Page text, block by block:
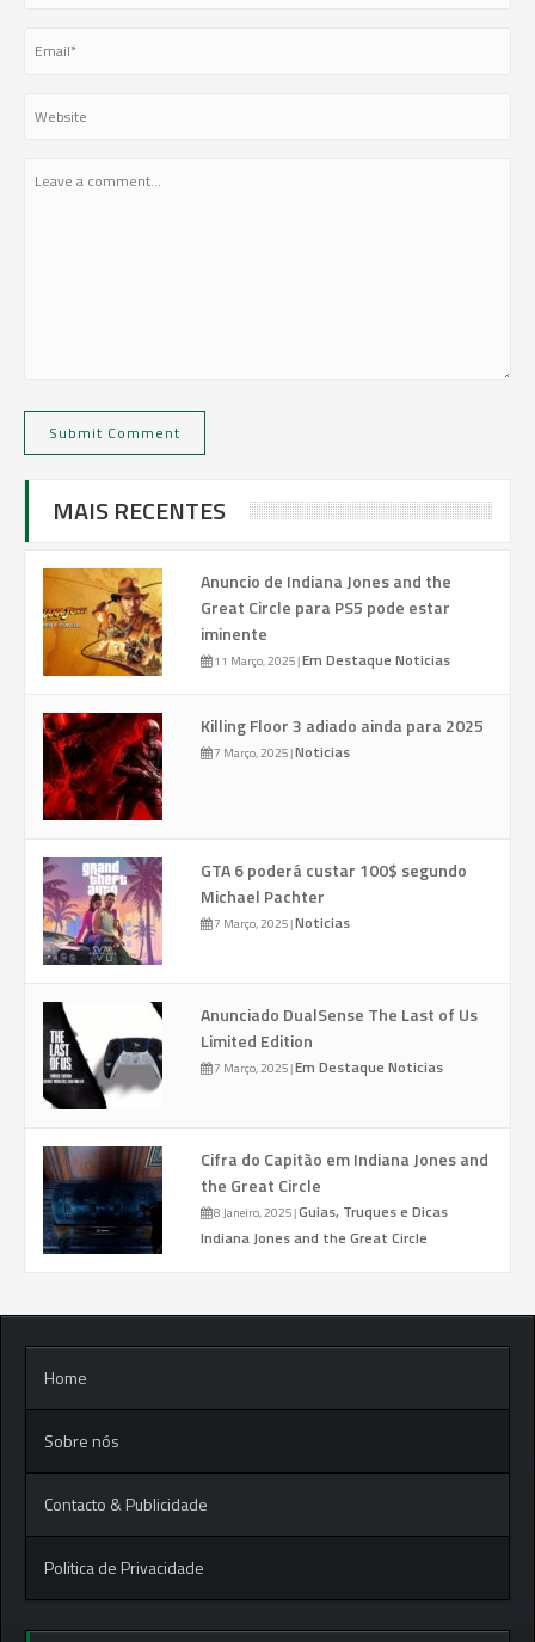
MAIS RECENTES
Anuncio de Indiana Jones and the
Great Circle para PS5 pode estar
iminente
11 Março, 2025|Em Destaque Noticias
Killing Floor 3 adiado ainda para 2025
7 Março, 2025|Noticias
GTA 6 poderá custar 100$ segundo
Michael Pachter
7 Março, 2025|Noticias
Anunciado DualSense The Last of Us
Limited Edition
7 Março, 2025|Em Destaque Noticias
Cifra do Capitão em Indiana Jones and
the Great Circle
8 Janeiro, 2025|Guias, Truques e Dicas
Indiana Jones and the Great Circle
Home
Sobre nós
Contacto & Publicidade
Politica de Privacidade